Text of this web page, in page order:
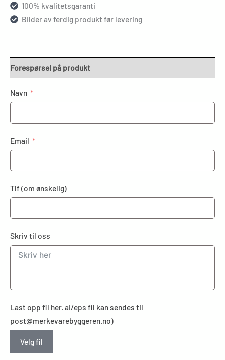
100% kvalitetsgaranti
Bilder av ferdig produkt før levering
Forespørsel på produkt
Navn
Email
Tlf (om ønskelig)
Skriv til oss
Last opp fil her. ai/eps fil kan sendes til
post@merkevarebyggeren.no)
Velg fil